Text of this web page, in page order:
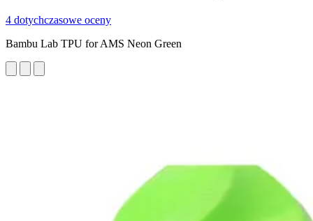
4 dotychczasowe oceny
Bambu Lab TPU for AMS Neon Green